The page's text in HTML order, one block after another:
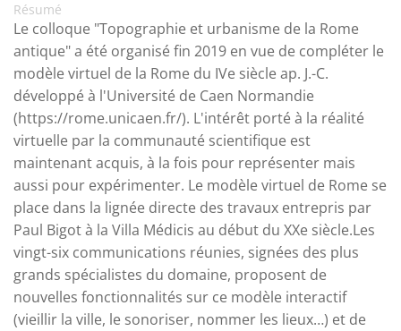
Résumé
Le colloque "Topographie et urbanisme de la Rome
antique" a été organisé fin 2019 en vue de compléter le
modèle virtuel de la Rome du IVe siècle ap. J.-C.
développé à l'Université de Caen Normandie
(https://rome.unicaen.fr/). L'intérêt porté à la réalité
virtuelle par la communauté scientifique est
maintenant acquis, à la fois pour représenter mais
aussi pour expérimenter. Le modèle virtuel de Rome se
place dans la lignée directe des travaux entrepris par
Paul Bigot à la Villa Médicis au début du XXe siècle.Les
vingt-six communications réunies, signées des plus
grands spécialistes du domaine, proposent de
nouvelles fonctionnalités sur ce modèle interactif
(vieillir la ville, le sonoriser, nommer les lieux…) et de